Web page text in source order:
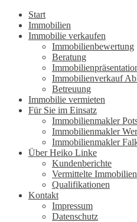
Start
Immobilien
Immobilie verkaufen
Immobilienbewertung
Beratung
Immobilienverkauf
Betreuung
Immobilie vermieten
Für Sie im Einsatz
Immobilienmakler
Immobilienmakler
Immobilienmakler
Über Heiko Linke
Kundenberichte
Vermittelte Immobilien
Qualifikationen
Kontakt
Impressum
Datenschutz